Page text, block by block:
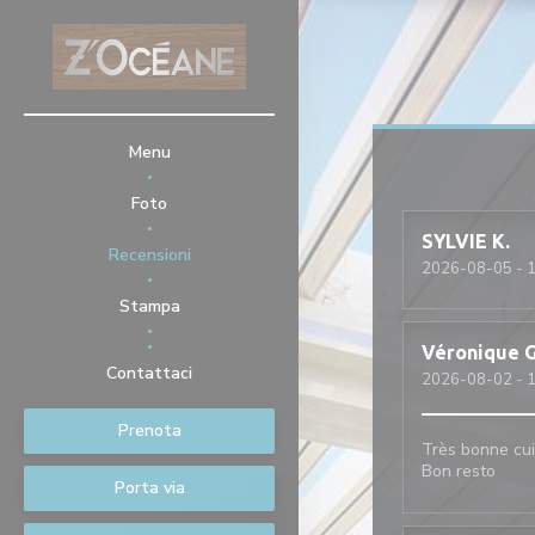
Personalizzazione delle tue scelte sui cookie
Menu
Foto
Recensioni
Stampa
((apre una nuova finestra))
Contattaci
Prenota
Porta via
SYLVIE K
2026-08-05 -
Véronique
2026-08-02 -
Très bonne
Bon resto